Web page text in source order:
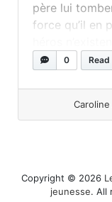
père lui
force qu’il en
QUOI??!!!!
changera rien
0 Read
Copyright © 2026
jeunesse. All